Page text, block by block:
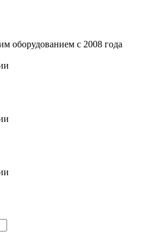
оборудованием с 2008 года